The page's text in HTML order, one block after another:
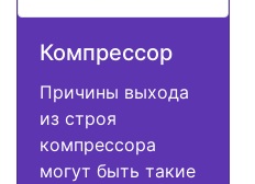
Компрессор
Причины выхода
из строя
компрессора
могут быть такие